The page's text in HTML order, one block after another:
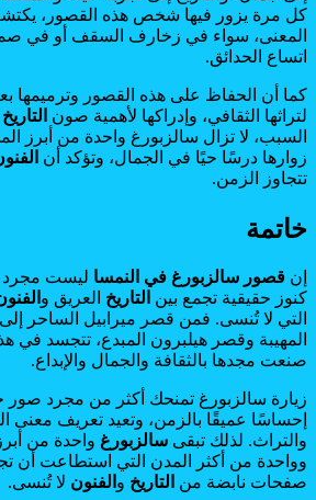
كل مرة يزور فيها شخص هذه القصور،
المعنى، سواء في زخارف السقف أو في
اتساع الحدائق.
كما أن الحفاظ على هذه القصور وترميمها
لتراثها الثقافي، وإدراكها لأهمية صون التاريخ
السبب، لا تزال سالزبورغ واحدة من أبرز
زوارها درسًا حيًا في الجمال، وتؤكد أن
تتجاوز الزمن.
خاتمة
إن قصور سالزبورغ في النمسا ليست مجرد
كنوز حقيقية تجمع بين التاريخ العريق و
التي لا تُنسى. فمن قصر ميرابيل الساحر
المهيبة وقصر هيلبرون المبدع، تتجسد في
صنعت مجدها بالثقافة والجمال والإبداع.
زيارة سالزبورغ تمنحك أكثر من مجرد صور
إحساسًا عميقًا بالزمن، وتعيد تعريف معنى
والتراث. لذلك تبقى سالزبورغ واحدة من
وواحدة من أكثر المدن التي استطاعت أن
صفحات نابضة من التاريخ و الفنون لا تُنسى.